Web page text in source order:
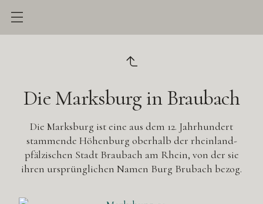
Die Marksburg in Braubach
Die Marksburg ist eine aus dem 12. Jahrhundert
stammende Höhenburg oberhalb der rheinland-
pfälzischen Stadt Braubach am Rhein, von der sie
ihren ursprünglichen Namen Burg Brubach bezog.